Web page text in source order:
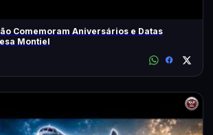
Comemoram Aniversários e Datas
Montiel